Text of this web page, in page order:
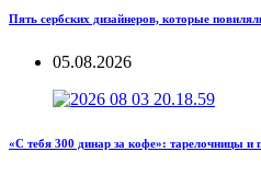
Пять сербских дизайнеров, которые
05.08.2026
«С тебя 300 динар за кофе»: тарелочницы